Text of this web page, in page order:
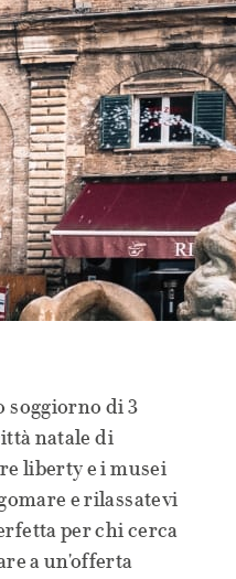
soggiorno di 3
natale di
liberty e i musei
e rilassatevi
per chi cerca
a un'offerta